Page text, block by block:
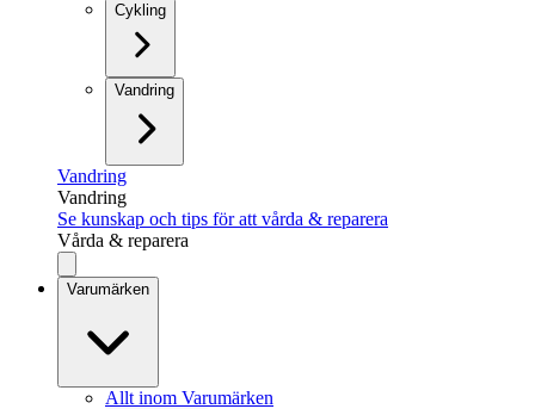
Cykling
Vandring
Vandring
Vandring
Se kunskap och tips för att vårda & reparera
Vårda & reparera
Varumärken
Allt inom Varumärken